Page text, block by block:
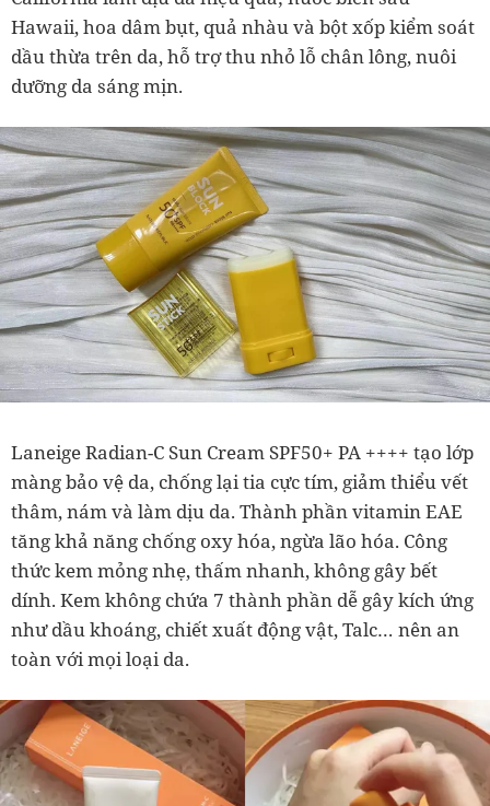
Hawaii, hoa dâm bụt, quả nhàu và bột xốp kiểm soát
dầu thừa trên da, hỗ trợ thu nhỏ lỗ chân lông, nuôi
dưỡng da sáng mịn.
Laneige Radian-C Sun Cream SPF50+ PA ++++ tạo lớp
màng bảo vệ da, chống lại tia cực tím, giảm thiểu vết
thâm, nám và làm dịu da. Thành phần vitamin EAE
tăng khả năng chống oxy hóa, ngừa lão hóa. Công
thức kem mỏng nhẹ, thấm nhanh, không gây bết
dính. Kem không chứa 7 thành phần dễ gây kích ứng
như dầu khoáng, chiết xuất động vật, Talc… nên an
toàn với mọi loại da.